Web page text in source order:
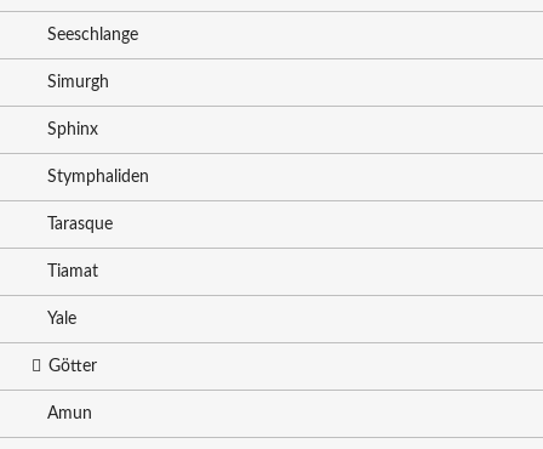
Seeschlange
Simurgh
Sphinx
Stymphaliden
Tarasque
Tiamat
Yale
Götter
Amun